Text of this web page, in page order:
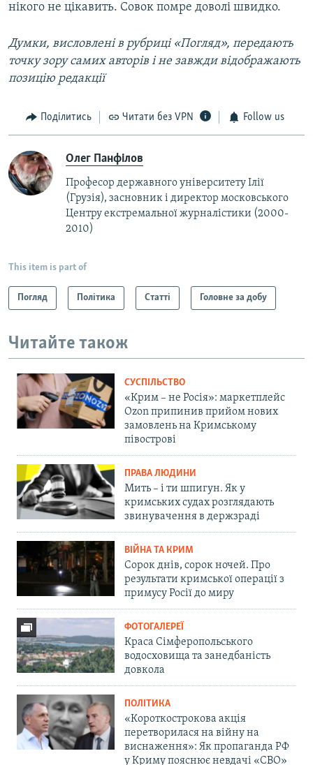
нікого не цікавить. Совок помре доволі швидко.
Думки, висловлені в рубриці «Погляд», передають
точку зору самих авторів і не завжди відображають
позицію редакції
Поділитись Читати без VPN Follow us
Олег Панфілов
Професор державного університету Ілії
(Грузія), засновник і директор московського
Центру екстремальної журналістики (2000-
2010)
This item is part of
Погляд Політика Статті Головне за добу
Читайте також
СУСПІЛЬСТВО
«Крим – не Росія»: маркетплейс
Ozon припинив прийом нових
замовлень на Кримському
півострові
ПРАВА ЛЮДИНИ
Мить – і ти шпигун. Як у
кримських судах розглядають
звинувачення в держзраді
ВІЙНА ТА КРИМ
Сорок днів, сорок ночей. Про
результати кримської операції з
примусу Росії до миру
ФОТОГАЛЕРЕЇ
Краса Сімферопольського
водосховища та занедбаність
довкола
ПОЛІТИКА
«Короткострокова акція
перетворилася на війну на
виснаження»: Як пропаганда РФ
у Криму пояснює невдачі «СВО»